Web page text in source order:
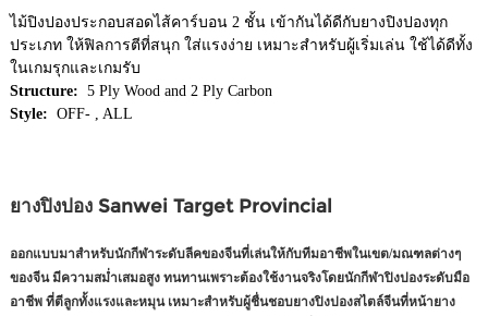
ไม้ปิงปองประกอบสอดไส้คาร์บอน 2 ชั้น เข้ากันได้ดีกับยางปิงปองทุก
ประเภท ให้ฟิลการตีที่สนุก ใส่แรงง่าย เหมาะสำหรับผู้เริ่มเล่น ใช้ได้ดีทั้ง
ในเกมรุกและเกมรับ
Structure: 5 Ply Wood and 2 Ply Carbon
Style: OFF- , ALL
ยางปิงปอง Sanwei Target Provincial
ออกแบบมาสำหรับนักกีฬาระดับลีคของจีนที่เล่นให้กับทีมอาชีพในเขต/มณฑลต่างๆ
ของจีน มีความสม่ำเสมอสูง ทนทานเพราะต้องใช้งานจริงโดยนักกีฬาปิงปองระดับมือ
อาชีพ ที่ตีลูกทั้งแรงและหมุน เหมาะสำหรับผู้ชื่นชอบยางปิงปองสไตล์จีนที่หน้ายาง